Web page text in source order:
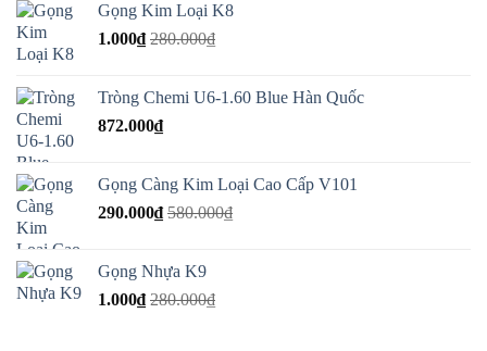
Gọng Kim Loại K8
1.000₫ 280.000₫
Tròng Chemi U6-1.60 Blue Hàn Quốc
872.000₫
Gọng Càng Kim Loại Cao Cấp V101
290.000₫ 580.000₫
Gọng Nhựa K9
1.000₫ 280.000₫